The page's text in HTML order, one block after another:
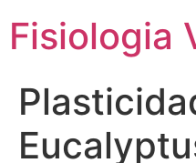
Fisiologia